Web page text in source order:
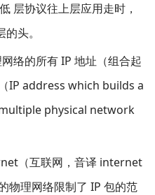
层协议往上层应用走时，
头。
络的所有 IP 地址（组合起
IP address which builds a
physical network
（互联网，音译 internet
物理网络限制了 IP 包的范